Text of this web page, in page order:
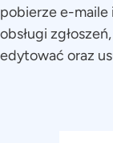
pobierze e-maile
obsługi
edytować oraz